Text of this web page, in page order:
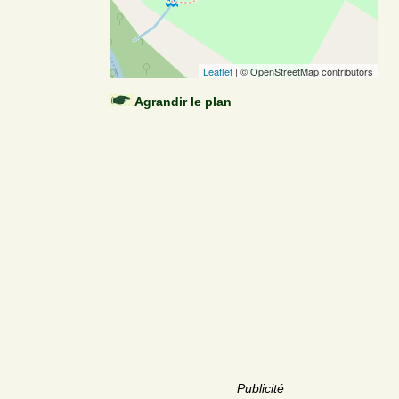
Leaflet | © OpenStreetMap contributors
Agrandir le plan
Publicité